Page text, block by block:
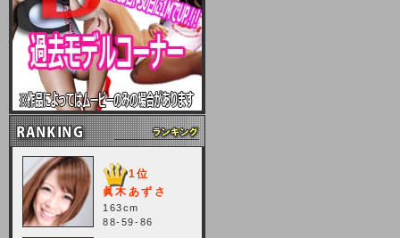
2022-09-01 (木)
【サーバーメンテナンスのお知ら
せ】
9月10日（土曜日）AM6：00から
AM8：00（予定）サーバーメンテ
ナンスを致します。ご迷惑をおかけ
しますが、宜しくお願い致します。
2021-10-22 (金)
【サーバー不具合のお詫び】
1位
眞木あずさ
163cm
88-59-86